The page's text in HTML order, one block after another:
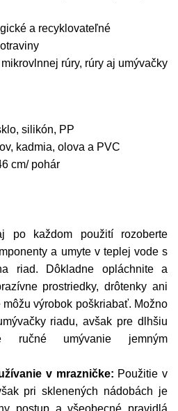
a recyklovateľné
rúry, rúry aj umývačky
silikón, PP
kadmia, olova a PVC
cm/ pohár
po každom použití rozoberte
a umyte v teplej vode s
riad. Dôkladne opláchnite a
prostriedky, drôtenky ani
môžu výrobok poškriabať. Možno
riadu, avšak pre dlhšiu
ručné umývanie jemným
v mrazničke: Použitie v
pri sklenených nádobách je
postup a všeobecné pravidlá